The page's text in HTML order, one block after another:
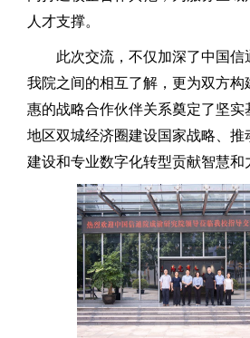
人才支撑。
此次交流，不仅加深了中国信
我院之间的相互了解，更为双方构
惠的战略合作伙伴关系奠定了坚实
地区双城经济圈建设国家战略、推
建设和专业数字化转型贡献智慧和